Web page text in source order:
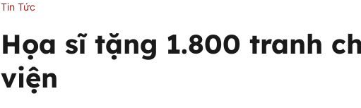
Tin Tức
Họa sĩ tặng 1.800 tranh
viện